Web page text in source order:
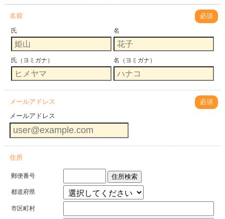
名前 必須
氏 名
氏（ヨミガナ） 名（ヨミガナ）
メールアドレス
必須
メールアドレス
住所
郵便番号 住所検索
都道府県
市区町村